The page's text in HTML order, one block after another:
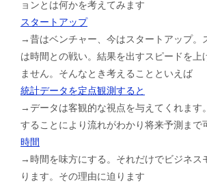
ョンとは何かを考えてみます
スタートアップ
→昔はベンチャー、今はスタートアップ。
は時間との戦い。結果を出すスピードを上
ません。そんなとき考えることといえば
統計データを定点観測すると
→データは客観的な視点を与えてくれます
することにより流れがわかり将来予測まで
時間
→時間を味方にする。それだけでビジネス
ります。その理由に迫ります